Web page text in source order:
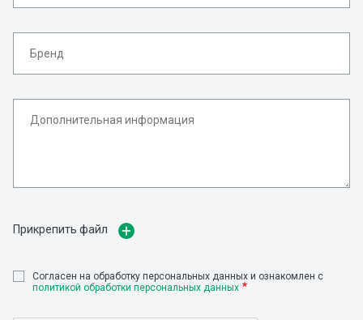
Прикрепить файл
Cогласен на обработку персональных данных и ознакомлен с
политикой обработки персональных данных